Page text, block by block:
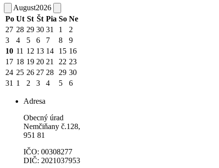
August2026
Po Ut St Št Pia So Ne
27 28 29 30 31 1
2
3
4 5 6 7 8
9
10 11 12 13 14 15 16
17 18 19 20 21 22 23
24 25 26 27 28 29 30
31 1 2 3 4 5 6
Adresa
Obecný úrad
Nemčiňany č.128,
951 81
IČO: 00308277
DIČ: 2021037953